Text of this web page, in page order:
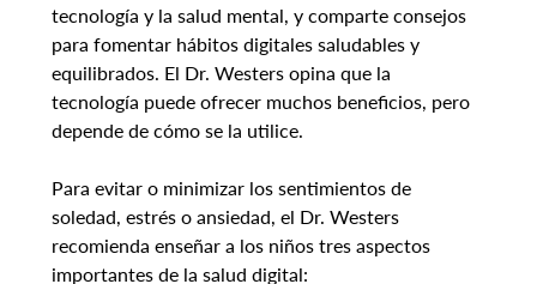
tecnología y la salud mental, y comparte consejos
para fomentar hábitos digitales saludables y
equilibrados. El Dr. Westers opina que la
tecnología puede ofrecer muchos beneficios, pero
depende de cómo se la utilice.
Para evitar o minimizar los sentimientos de
soledad, estrés o ansiedad, el Dr. Westers
recomienda enseñar a los niños tres aspectos
importantes de la salud digital: